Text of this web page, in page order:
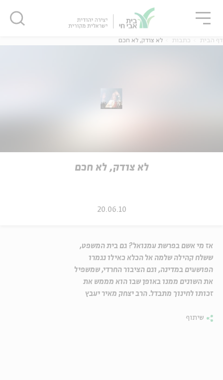
דף הבית כתבות לא צודק, לא חכם
לא צודק, לא חכם
20.06.10
אז מי אשם בפרשת עמנואל? גם בית המשפט,
ששלח קהילה שלמה אל הכלא כאילו נגמרו
הפושעים במדינה, וגם הציבור החרדי, שמשפיל
את השונים ממנו באופן שבו הוא מממש את
זכותו לחינוך מתבדל. הרב יצחק מאיר יעבץ
שיתוף
סגור